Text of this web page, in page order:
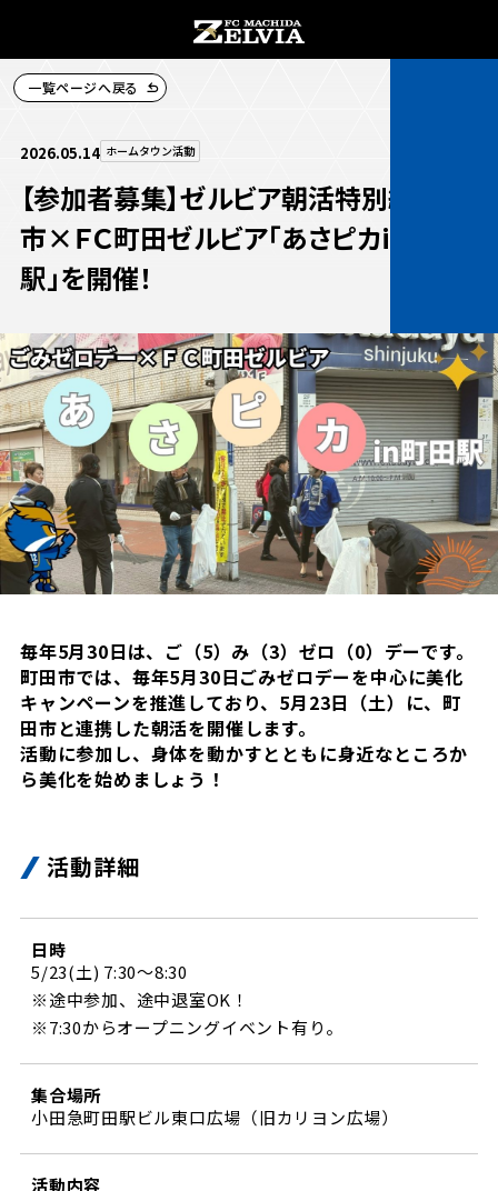
お知らせ
TOPチーム
試合情報
チケット
イベント
ファンクラブ
メディア
ホームタウン活動
アカデミー
その他
試合情報
試合情報トップ
試合データ
試合日程・結果
順位表・ゴールランキング
観戦する
観戦するトップ
チケットを買う
チケット購入
チケット販売スケジュール
️スタジアムを知る
スタジアムアクセス
観戦方法を知る
スタジアム観戦ガイド
観戦マナー＆ルール
ビジターサポーターの皆様へ
車イスでの観戦
試合運営管理規程
クラブを知る
クラブを知るトップ
選手・スタッフ紹介
ファンになる
ファンになるトップ
ファンクラブ
クラブゼルビスタへの入会
ＦＣ町田ゼルビアをサポート
ボランティア
ＦＣ町田ゼルビアカレンダー
グッズを買う
グッズを買うトップ
オンラインストア
ホームタウン
ゼルビアアシスト募集
ゼルビアアシスト協賛企業一覧
ゼルナビ
ゼル塾
ＦＣ町田ゼルビアスポーツクラブ
ＦＣ町田ゼルビアアカデミー
パートナー企業一覧
お問い合わせ利用規約肖像権・ロゴについて
一覧ページへ戻る
2026.05.14 ホームタウン活動
【参加者募集】ゼルビア朝活特別編 町田
市×ＦＣ町田ゼルビア「あさピカin町田
駅」を開催！
毎年5月30日は、ご（5）み（3）ゼロ（0）デーです。
町田市では、毎年5月30日ごみゼロデーを中心に美化
キャンペーンを推進しており、5月23日（土）に、町
田市と連携した朝活を開催します。
活動に参加し、身体を動かすとともに身近なところか
ら美化を始めましょう！
活動詳細
日時
5/23(土) 7:30～8:30
※途中参加、途中退室OK！
※7:30からオープニングイベント有り。
集合場所
小田急町田駅ビル東口広場（旧カリヨン広場）
活動内容